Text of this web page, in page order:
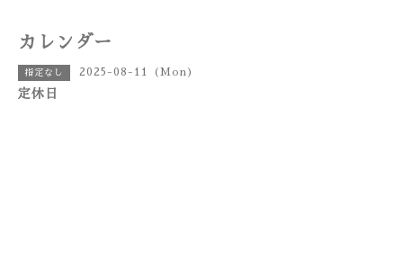
カレンダー
指定なし 2025-08-11 (Mon)
定休日